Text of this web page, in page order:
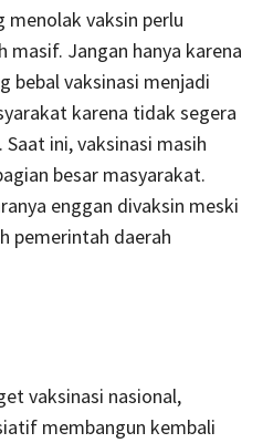
menolak vaksin perlu
masif. Jangan hanya karena
bebal vaksinasi menjadi
karena tidak segera
ini, vaksinasi masih
besar masyarakat.
enggan divaksin meski
pemerintah daerah
vaksinasi nasional,
membangun kembali